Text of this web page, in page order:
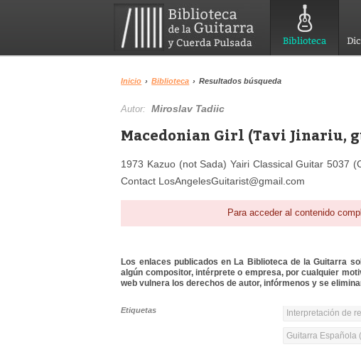
Biblioteca
Inicio › Biblioteca › Resultados búsqueda
Autor:Miroslav Tadiic
Macedonian Girl (Tavi Jinariu,
1973 Kazuo (not Sada) Yairi Classical Guitar 5037
Contact LosAngelesGuitarist@gmail.com
Para acceder al contenido
Los enlaces publicados en La Biblioteca de la Guitarra
algún compositor, intérprete o empresa, por cualquier
web vulnera los derechos de autor, infórmenos y se
Etiquetas Interpretación de
Guitarra Española